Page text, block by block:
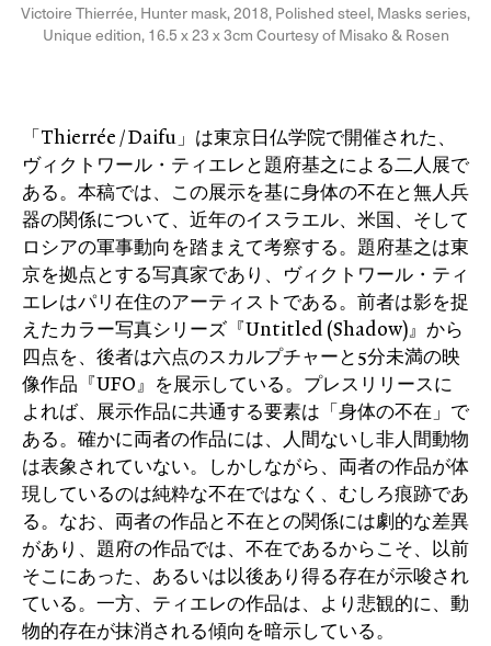
Victoire Thierrée, Hunter mask, 2018, Polished steel, Masks series,
Unique edition, 16.5 x 23 x 3cm Courtesy of Misako & Rosen
「Thierrée / Daifu」は東京日仏学院で開催された、
ヴィクトワール・ティエレと題府基之による二人展で
ある。本稿では、この展示を基に身体の不在と無人兵
器の関係について、近年のイスラエル、米国、そして
ロシアの軍事動向を踏まえて考察する。題府基之は東
京を拠点とする写真家であり、ヴィクトワール・ティ
エレはパリ在住のアーティストである。前者は影を捉
えたカラー写真シリーズ『Untitled (Shadow)』から
四点を、後者は六点のスカルプチャーと5分未満の映
像作品『UFO』を展示している。プレスリリースに
よれば、展示作品に共通する要素は「身体の不在」で
ある。確かに両者の作品には、人間ないし非人間動物
は表象されていない。しかしながら、両者の作品が体
現しているのは純粋な不在ではなく、むしろ痕跡であ
る。なお、両者の作品と不在との関係には劇的な差異
があり、題府の作品では、不在であるからこそ、以前
そこにあった、あるいは以後あり得る存在が示唆され
ている。一方、ティエレの作品は、より悲観的に、動
物的存在が抹消される傾向を暗示している。